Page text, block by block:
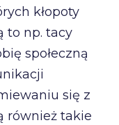
kłopoty
to np. tacy
społeczną
się z
również takie